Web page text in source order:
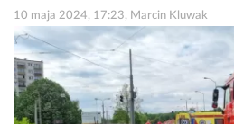
10 maja 2024, 17:23, Marcin Kluwak